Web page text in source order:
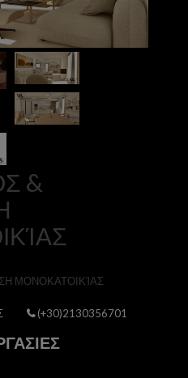
&
ΜΟΝΟΚΑΤΟΙΚΊΑΣ
(+30)2130356701